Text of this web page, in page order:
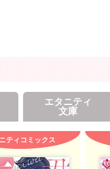
エタニティ
文庫
ティコミックス